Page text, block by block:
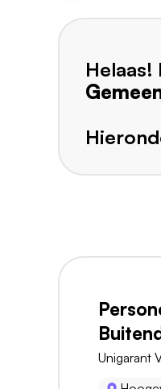
Helaas!
Unigarant